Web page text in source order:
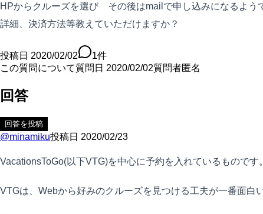
HPからクルーズを選び その後はmailで申し込みになるよう
詳細、決済方法等教えていただけますか？
投稿日 2020/02/02 1件
この質問について質問日 2020/02/02質問者匿名
回答
回答を投稿
@minamiku投稿日 2020/02/23
VacationsToGo(以下VTG)を中心に予約を入れているものです。
VTGは、Webから好みのクルーズを見つける工夫が一番面白